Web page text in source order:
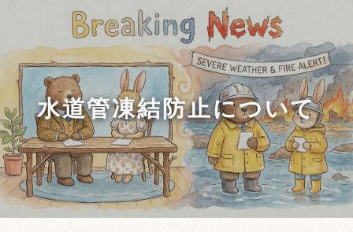
水道管凍結防止について